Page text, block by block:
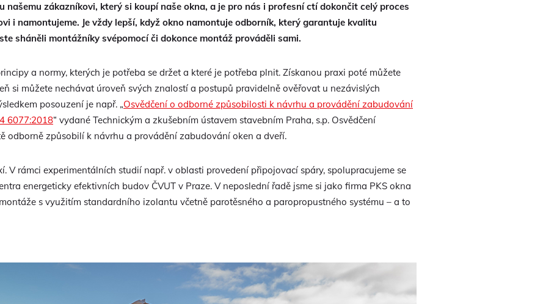
našemu zákazníkovi, který si koupí naše okna, a je pro nás i profesní ctí dokončit celý proces
i namontujeme. Je vždy lepší, když okno namontuje odborník, který garantuje kvalitu
sháněli montážníky svépomocí či dokonce montáž prováděli sami.
a normy, kterých je potřeba se držet a které je potřeba plnit. Získanou praxi poté můžete
si můžete nechávat úroveň svých znalostí a postupů pravidelně ověřovat u nezávislých
posouzení je např. „Osvědčení o odborné způsobilosti k návrhu a provádění zabudování
6077:2018“ vydané Technickým a zkušebním ústavem stavebním Praha, s.p. Osvědčení
odborně způsobilí k návrhu a provádění zabudování oken a dveří.
V rámci experimentálních studií např. v oblasti provedení připojovací spáry, spolupracujeme se
energeticky efektivních budov ČVUT v Praze. V neposlední řadě jsme si jako firma PKS okna
s využitím standardního izolantu včetně parotěsného a paropropustného systému – a to